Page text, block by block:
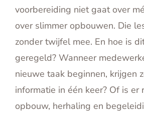
voorbereiding niet gaat over
over slimmer opbouwen. Die
zonder twijfel mee. En hoe is
geregeld? Wanneer
nieuwe taak beginnen, krijgen
informatie in één keer? Of is er
opbouw, herhaling en